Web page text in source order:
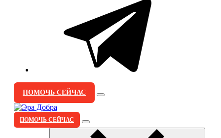
ПОМОЧЬ СЕЙЧАС
ПОМОЧЬ СЕЙЧАС